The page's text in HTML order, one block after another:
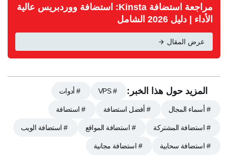
مراجعة استضافة Kinsta: استضافة ووردبريس عالية
الأداء | دليل 2026 الشامل
عرض المقال
المزيد حول هذا الخبر: # VPS # أدوات
# أسماء المجال # أفضل استضافة # استضافة
# استضافة المشتركة # استضافة المواقع # استضافة الويب
# استضافة سحابية # استضافة مجانية